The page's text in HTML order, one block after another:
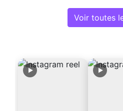
Voir toutes